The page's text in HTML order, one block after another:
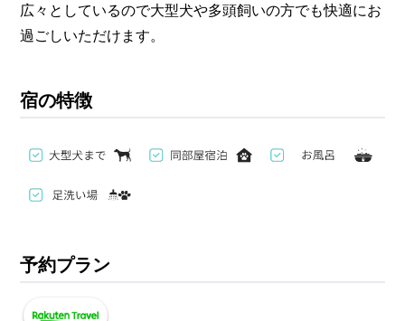
広々としているので大型犬や多頭飼いの方でも快適にお
過ごしいただけます。
宿の特徴
予約プラン